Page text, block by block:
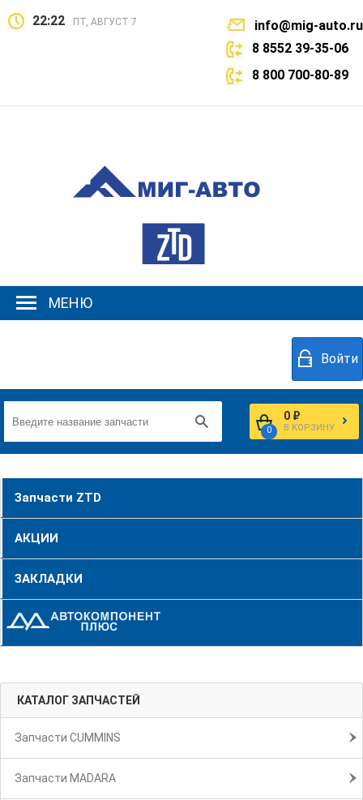
22:22 ПТ, АВГУСТ 7
info@mig-auto.ru
8 8552 39-35-06
8 800 700-80-89
МЕНЮ
Войти
0
0 ₽
В КОРЗИНУ
Запчасти ZTD
АКЦИИ
ЗАКЛАДКИ
КАТАЛОГ ЗАПЧАСТЕЙ
Запчасти CUMMINS
Запчасти MADARA